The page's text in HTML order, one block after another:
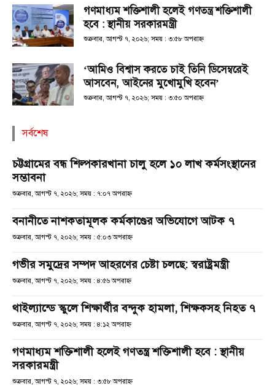
গণমাধ্যম শক্তিশালী হলেই গণতন্ত্র শক্তিশালী
হবে : স্থানীয় সরকারমন্ত্রী
শুক্রবার, আগস্ট ৭, ২০২৬; সময় : ৩:৫৮ অপরাহ্ণ
‘আমিও বিশ্বাস করতে চাই তিনি ডিসেম্বরেই
আসবেন, আইনের মুখোমুখি হবেন’
শুক্রবার, আগস্ট ৭, ২০২৬; সময় : ৩:৫০ অপরাহ্ণ
সর্বশেষ
চট্টগ্রামের বন্ধ শিল্পকারখানা চালু হলে ১০ লাখ কর্মসংস্থানের
সম্ভাবনা
শুক্রবার, আগস্ট ৭, ২০২৬; সময় : ৭:০৭ অপরাহ্ণ
বনানীতে নাশকতামূলক কর্মকাণ্ডের অভিযোগে আটক ৭
শুক্রবার, আগস্ট ৭, ২০২৬; সময় : ৫:০৩ অপরাহ্ণ
গভীর সমুদ্রের সম্পদ আহরণের চেষ্টা চলছে: স্বরাষ্ট্রমন্ত্রী
শুক্রবার, আগস্ট ৭, ২০২৬; সময় : ৪:৫৬ অপরাহ্ণ
থাইল্যান্ডে স্কুলে শিক্ষার্থীর বন্দুক হামলা, শিক্ষকসহ নিহত ৭
শুক্রবার, আগস্ট ৭, ২০২৬; সময় : ৪:১২ অপরাহ্ণ
গণমাধ্যম শক্তিশালী হলেই গণতন্ত্র শক্তিশালী হবে : স্থানীয়
সরকারমন্ত্রী
শুক্রবার, আগস্ট ৭, ২০২৬; সময় : ৩:৫৮ অপরাহ্ণ